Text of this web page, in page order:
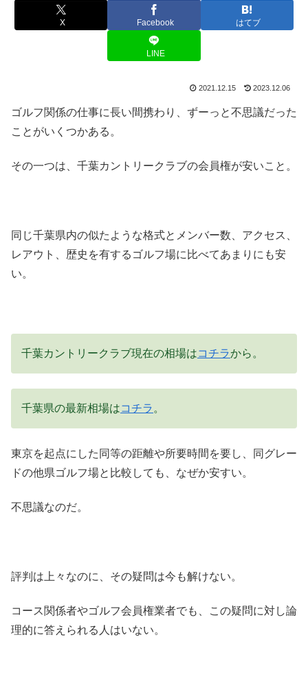
X Facebook はてブ
LINE
2021.12.15 2023.12.06
ゴルフ関係の仕事に長い間携わり、ずーっと不思議だった
ことがいくつかある。
その一つは、千葉カントリークラブの会員権が安いこと。
同じ千葉県内の似たような格式とメンバー数、アクセス、
レアウト、歴史を有するゴルフ場に比べてあまりにも安
い。
千葉カントリークラブ現在の相場はコチラから。
千葉県の最新相場はコチラ。
東京を起点にした同等の距離や所要時間を要し、同グレー
ドの他県ゴルフ場と比較しても、なぜか安すい。
不思議なのだ。
評判は上々なのに、その疑問は今も解けない。
コース関係者やゴルフ会員権業者でも、この疑問に対し論
理的に答えられる人はいない。